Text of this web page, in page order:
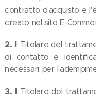
contratto d'acquisto e
creato nel sito E-
2. Il Titolare del
di contatto e
necessari per
3. Il Titolare del